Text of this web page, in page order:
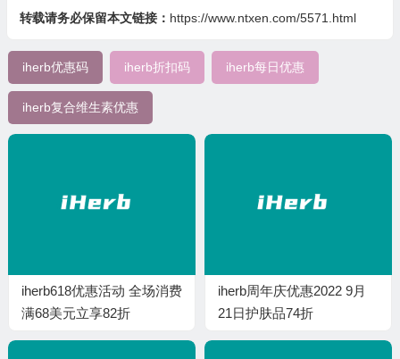
转载请务必保留本文链接： https://www.ntxen.com/5571.html
iherb优惠码 iherb折扣码 iherb每日优惠
iherb复合维生素优惠
iherb618优惠活动 全场消费
满68美元立享82折
iherb周年庆优惠2022 9月
21日护肤品74折